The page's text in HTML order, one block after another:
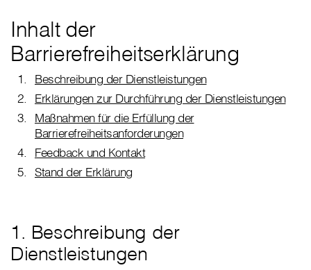
Inhalt der
Barrierefreiheitserklärung
Beschreibung der Dienstleistungen
Erklärungen zur Durchführung der Dienstleistungen
Maßnahmen für die Erfüllung der
Barrierefreiheitsanforderungen
Feedback und Kontakt
Stand der Erklärung
1. Beschreibung der
Dienstleistungen